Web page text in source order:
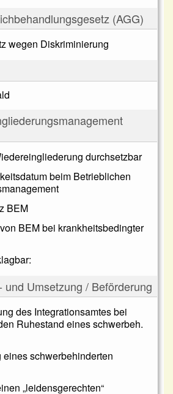
(AGG)
wegen Diskriminierung
durchsetzbar
beim Betrieblichen
BEM
BEM bei krankheitsbedingter
und Umsetzung / Beförderung
des Integrationsamtes bei
Ruhestand eines schwerbeh.
schwerbehinderten
„leidensgerechten“